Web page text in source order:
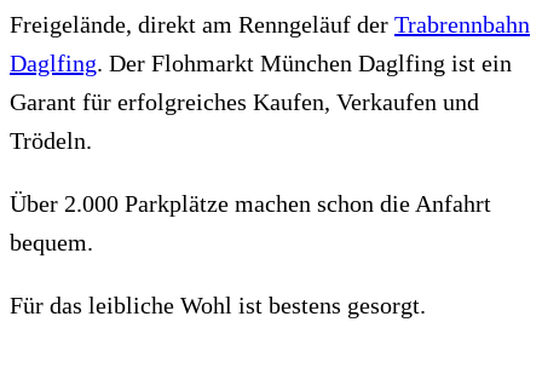
Freigelände, direkt am Renngeläuf der Trabrennbahn
Daglfing. Der Flohmarkt München Daglfing ist ein
Garant für erfolgreiches Kaufen, Verkaufen und
Trödeln.
Über 2.000 Parkplätze machen schon die Anfahrt
bequem.
Für das leibliche Wohl ist bestens gesorgt.